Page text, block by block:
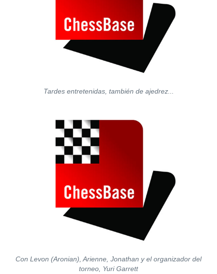
Tardes entretenidas, también de ajedrez...
Con Levon (Aronian), Arienne, Jonathan y el organizador del
torneo, Yuri Garrett